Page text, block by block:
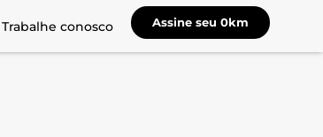
Trabalhe conosco Assine seu 0km